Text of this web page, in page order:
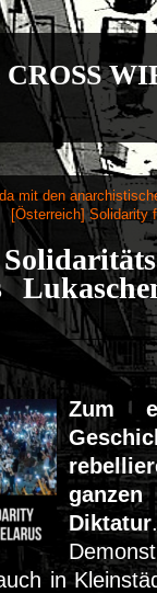
mit den
[Österreich] Solidarity
Zum
Diktatur
in